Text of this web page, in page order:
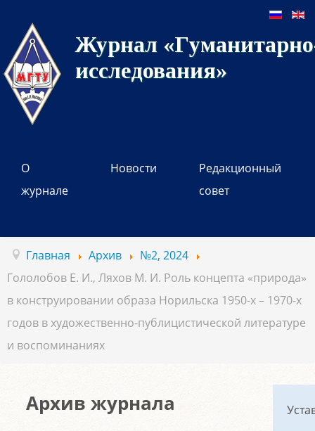
Журнал
исследования»
О
журнале
Новости
Редакционный
совет
Главная Архив
№2, 2024
Гололобов Е. И., Ляхов М. И. Роль концепта «природа»
в конструировании образа Норильска 1950-х – 1970-х
годов в художественно-публицистической литературе
и воспоминаниях
Архив журнала